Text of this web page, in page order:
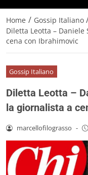
Home / Gossip Italiano
Diletta Leotta –
cena con Ibrahimovic
Gossip Italiano
Diletta Leotta –
la giornalista a
marcellofilograsso -